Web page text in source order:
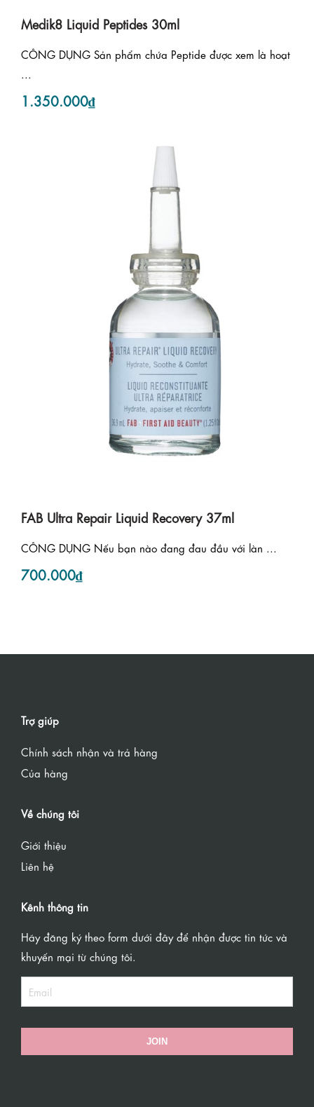
Medik8 Liquid Peptides 30ml
CÔNG DỤNG Sản phẩm chứa Peptide được xem là hoạt
...
1.350.000₫
FAB Ultra Repair Liquid Recovery 37ml
CÔNG DỤNG Nếu bạn nào đang đau đầu với làn ...
700.000₫
Trợ giúp
Chính sách nhận và trả hàng
Của hàng
Về chúng tôi
Giới thiệu
Liên hệ
Kênh thông tin
Hãy đăng ký theo form dưới đây để nhận được tin tức và
khuyến mại từ chúng tôi.
JOIN